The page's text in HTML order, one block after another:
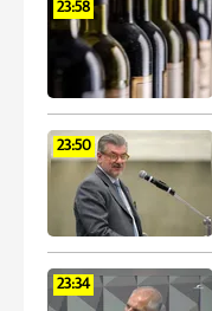
23:58
23:50
23:34